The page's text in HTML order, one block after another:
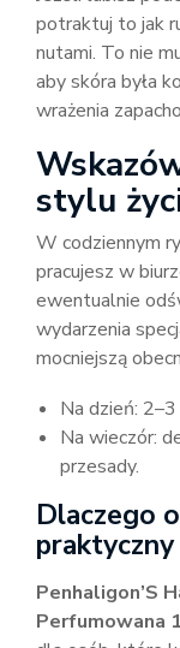
potraktuj to jak
nutami. To nie
aby skóra była
wrażenia
stylu
W codziennym
pracujesz w
ewentualnie
wydarzenia
mocniejszą
Na dzień:
Na wieczór:
przesady.
Dlaczego
praktyczny
Penhaligon’S
Perfumowana